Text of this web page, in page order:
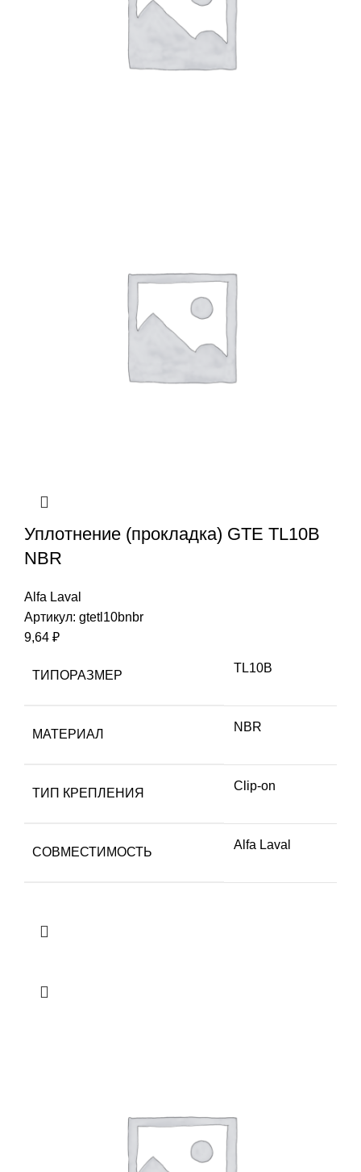
Уплотнение (прокладка) GTE TL10B
NBR
Alfa Laval
Артикул: gtetl10bnbr
9,64 ₽
ТИПОРАЗМЕР
TL10B
МАТЕРИАЛ
NBR
ТИП КРЕПЛЕНИЯ
Clip-on
СОВМЕСТИМОСТЬ
Alfa Laval